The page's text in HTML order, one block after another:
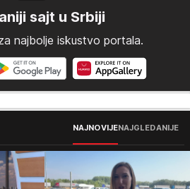
sajt u Srbiji
najbolje iskustvo portala.
NAJNOVIJENAJGLEDANIJE